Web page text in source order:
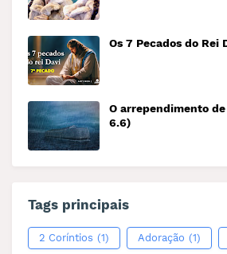
Os 7 Pecados do Rei
O arrependimento de
6.6)
Tags principais
2 Coríntios (1) Adoração (1)